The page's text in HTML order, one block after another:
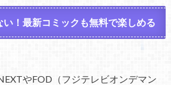
！最新コミックも無料で楽しめる
やFOD（フジテレビオンデマン